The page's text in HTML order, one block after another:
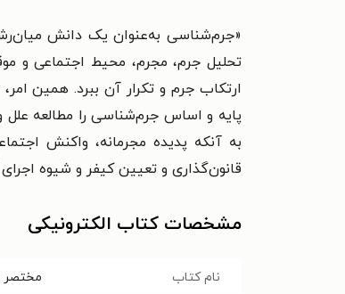
«جرم‌شناسی به‌عنوان یک دانش
تحلیل جرم، مجرم، محیط اجتماعی و
ارتکاب جرم و تکرار آن ببرد. همین
پایه و اساس جرم‌شناسی را مطالعه علل
به آنکه پدیده مجرمانه، واکنش
قانون‌گذاری و تعیین کیفر و شیوه
مشخصات کتاب الکترونیکی
نام کتاب مختصر